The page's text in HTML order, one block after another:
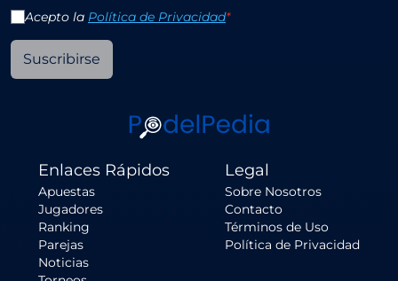
Acepto la Política de Privacidad*
Suscribirse
Enlaces Rápidos
Apuestas
Jugadores
Ranking
Parejas
Noticias
Legal
Sobre Nosotros
Contacto
Términos de Uso
Política de Privacidad